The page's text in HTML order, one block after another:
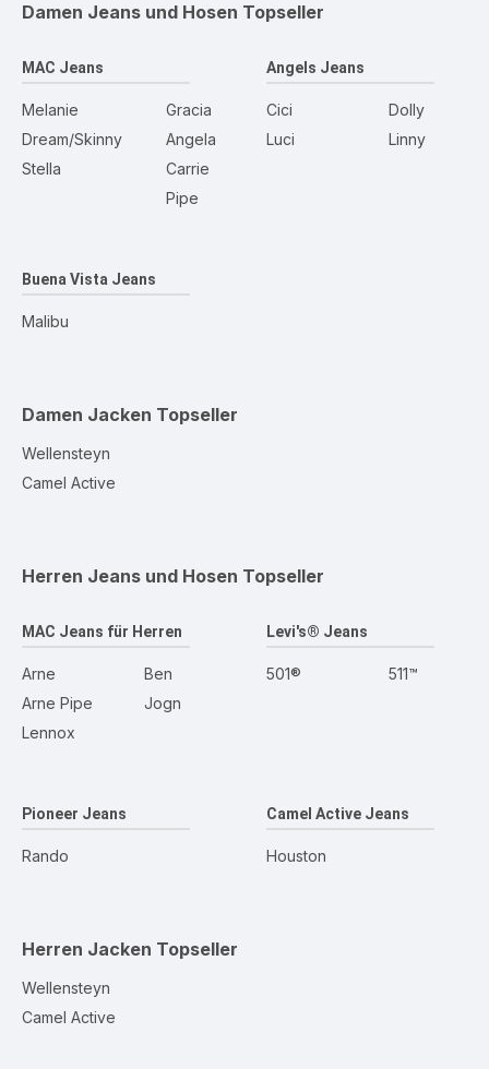
Damen Jeans und Hosen Topseller
MAC Jeans
Melanie
Dream/Skinny
Stella
Gracia
Angela
Carrie
Pipe
Angels Jeans
Cici
Luci
Dolly
Linny
Buena Vista Jeans
Malibu
Damen Jacken Topseller
Wellensteyn
Camel Active
Herren Jeans und Hosen Topseller
MAC Jeans für Herren
Arne
Arne Pipe
Lennox
Ben
Jogn
Levi's® Jeans
501® 511™
Pioneer Jeans
Rando
Camel Active Jeans
Houston
Herren Jacken Topseller
Wellensteyn
Camel Active